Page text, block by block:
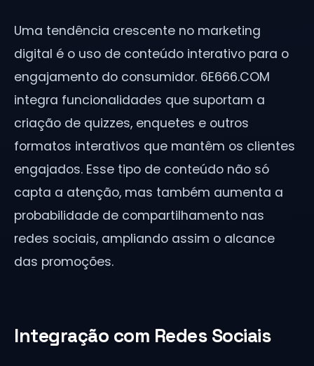
Uma tendência crescente no marketing
digital é o uso de conteúdo interativo para o
engajamento do consumidor. 6E666.COM
integra funcionalidades que suportam a
criação de quizzes, enquetes e outros
formatos interativos que mantêm os clientes
engajados. Esse tipo de conteúdo não só
capta a atenção, mas também aumenta a
probabilidade de compartilhamento nas
redes sociais, ampliando assim o alcance
das promoções.
Integração com Redes Sociais